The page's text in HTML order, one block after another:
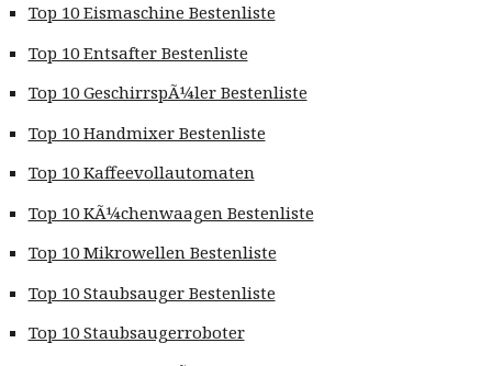
Top 10 Eismaschine Bestenliste
Top 10 Entsafter Bestenliste
Top 10 GeschirrspÃ¼ler Bestenliste
Top 10 Handmixer Bestenliste
Top 10 Kaffeevollautomaten
Top 10 KÃ¼chenwaagen Bestenliste
Top 10 Mikrowellen Bestenliste
Top 10 Staubsauger Bestenliste
Top 10 Staubsaugerroboter